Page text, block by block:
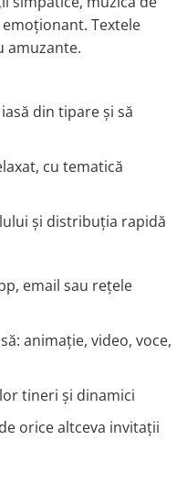
Textele
amuzante.
din tipare și să
cu tematică
și distribuția rapidă
email sau rețele
animație, video, voce,
tineri și dinamici
orice altceva invitații